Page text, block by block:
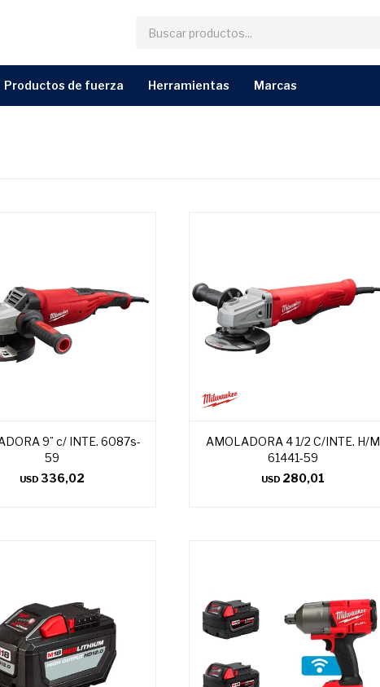
productos de fuerza herramientas marcas
9¨ c/ INTE. 6087s-
59
USD 336,02
AMOLADORA 4 1/2 C/INTE. H/M
61441-59
USD 280,01